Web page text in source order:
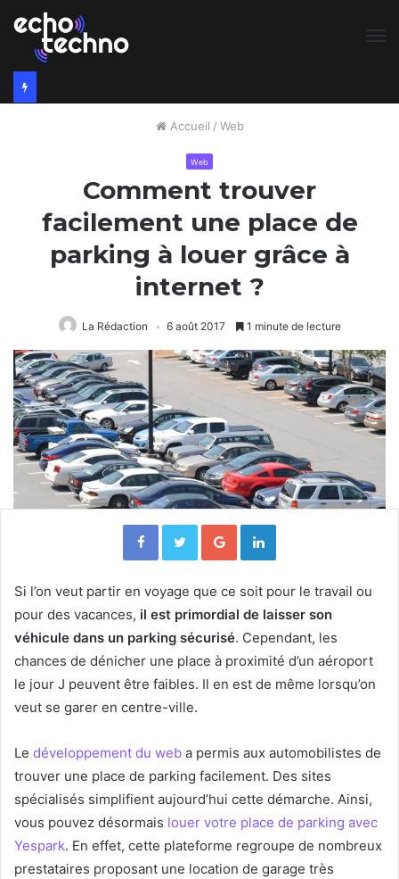
Accueil / Web
Web
Comment trouver
facilement une place de
parking à louer grâce à
internet ?
La Rédaction 6 août 2017 1 minute de lecture
FacebookTwitterGoogle+Linkedin
Si l’on veut partir en voyage que ce soit pour le travail ou
pour des vacances, il est primordial de laisser son
véhicule dans un parking sécurisé. Cependant, les
chances de dénicher une place à proximité d’un aéroport
le jour J peuvent être faibles. Il en est de même lorsqu’on
veut se garer en centre-ville.
Le développement du web a permis aux automobilistes de
trouver une place de parking facilement. Des sites
spécialisés simplifient aujourd’hui cette démarche. Ainsi,
vous pouvez désormais louer votre place de parking avec
Yespark. En effet, cette plateforme regroupe de nombreux
prestataires proposant une location de garage très